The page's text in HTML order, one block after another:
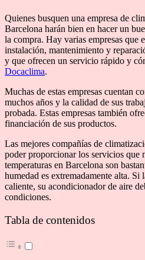
Quienes busquen una empresa de
Barcelona harán bien en hacer un
la compra. Hay varias empresas que
instalación, mantenimiento y
y que ofrecen un servicio rápido y
Docaclima.
Muchas de estas empresas cuentan
muchos años y la calidad de sus
probada. Estas empresas también
financiación de sus productos.
Las mejores compañías de
poder proporcionar los servicios que
temperaturas en Barcelona son
humedad es extremadamente alta. Si
caliente, su acondicionador de aire
condiciones.
Tabla de contenidos